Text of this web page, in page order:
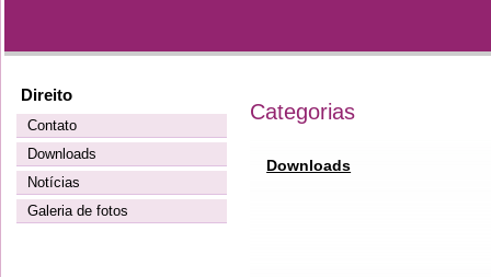
Direito
Contato
Downloads
Notícias
Galeria de fotos
Categorias
Downloads